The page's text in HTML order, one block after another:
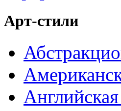
Арт-стили